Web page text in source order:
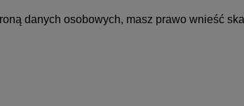
danych osobowych, masz prawo wnieść